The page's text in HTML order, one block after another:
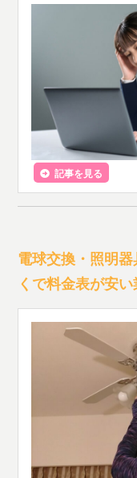
記事を見る
電球交換・照明
くで料金表が安